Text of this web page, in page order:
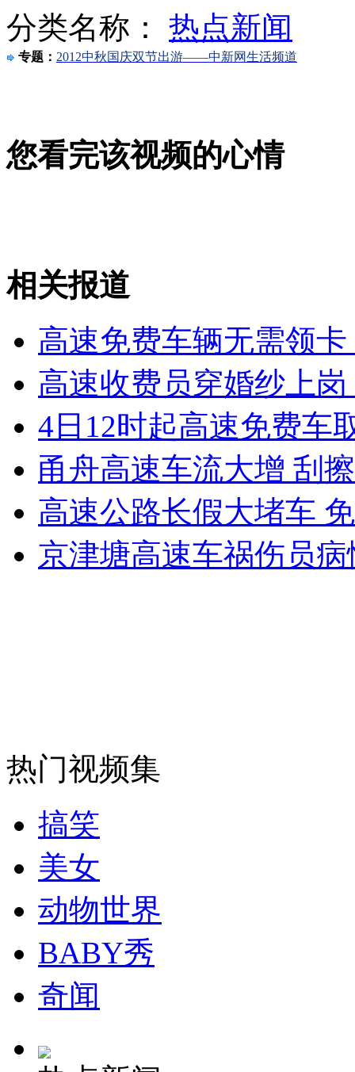
山西运城恶犬咬伤多人 警民合力深夜将其击毙
无痛分娩是否安全 医生回应
外交部：有关国家言论片面不公正
安徽一实载49人客车翻车
走！跟着总书记去植树
消防员救轻生者 减压"枕头大战"
分类名称： 热点新闻
专题： 2012中秋国庆双节出游——中新网生活频道
您看完该视频的心情
相关报道
高速免费车辆无需领
高速收费员穿婚纱上
4日12时起高速免费车
甬舟高速车流大增 刮
高速公路长假大堵车
京津塘高速车祸伤员
热门视频集
搞笑
美女
动物世界
BABY秀
奇闻